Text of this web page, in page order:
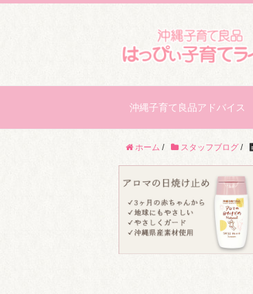
沖縄子育て良品アドバイス
ホーム / スタッフブログ /